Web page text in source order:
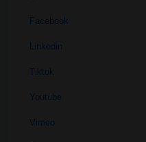
Facebook
Linkedin
Tiktok
Youtube
Vimeo